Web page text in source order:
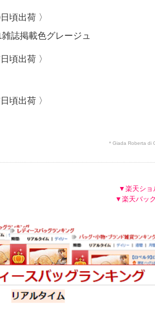
頃出荷 〉
雑誌掲載色グレージュ
頃出荷 〉
頃出荷 〉
＊Giada Roberta di
▼楽天ショ
▼楽天バッ